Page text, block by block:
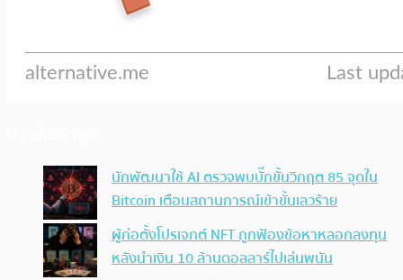
นักพัฒนาใช้ AI ตรวจพบบั๊กขั้นวิกฤต 85 จุดใน
Bitcoin เตือนสถานการณ์เข้าขั้นเลวร้าย
ผู้ก่อตั้งโปรเจกต์ NFT ถูกฟ้องข้อหาหลอกลงทุน
หลังนำเงิน 10 ล้านดอลลาร์ไปเล่นพนัน